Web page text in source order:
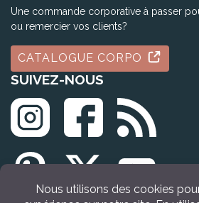
Une commande corporative à passer
ou remercier vos clients?
CATALOGUE CORPO
SUIVEZ-NOUS